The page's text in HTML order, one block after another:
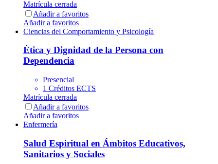
Matrícula cerrada
Añadir a favoritos
Añadir a favoritos
Ciencias del Comportamiento y Psicología
Ética y Dignidad de la Persona con
Dependencia
Presencial
1 Créditos ECTS
Matrícula cerrada
Añadir a favoritos
Añadir a favoritos
Enfermería
Salud Espiritual en Ámbitos Educativos,
Sanitarios y Sociales